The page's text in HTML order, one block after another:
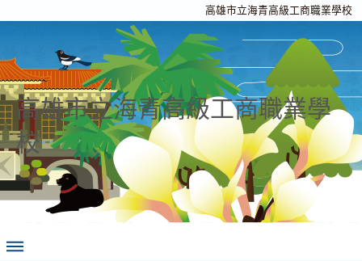
高雄市立海青高級工商職業學校
高雄市立海青高級工商職業學
校